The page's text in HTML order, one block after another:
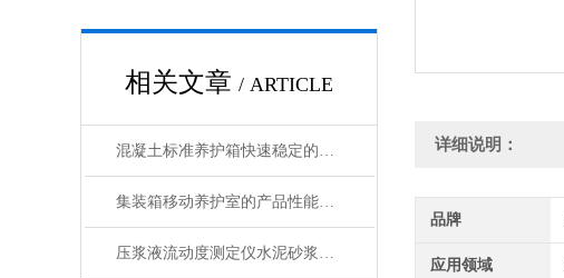
相关文章 / ARTICLE
混凝土标准养护箱快速稳定的温湿度调节，确保标准化养护
集装箱移动养护室的产品性能特点和基本配置要求
压浆液流动度测定仪水泥砂浆稠度测定仪产品展示
详细说明：
品牌
应用领域